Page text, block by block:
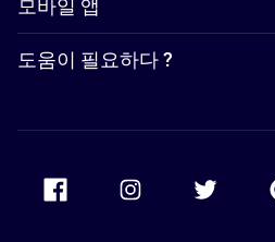
모바일 앱
도움이 필요하다 ?